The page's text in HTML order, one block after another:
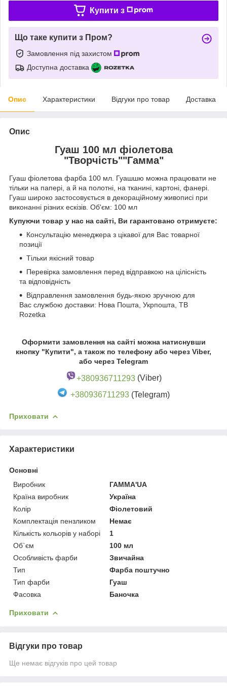
Купити з
Що таке купити з Пром?
Замовлення під захистом
Доступна доставка
Опис Характеристики Відгуки про товар Доставка
Опис
Гуаш 100 мл фіолетова
"Творчість""Гамма"
Гуаш фіолетова фарба 100 мл. Гуашшю можна працювати не
тільки на папері, а й на полотні, на тканині, картоні, фанері.
Гуаш широко застосовується в декораційному живописі при
виконанні різних ескізів. Об'єм: 100 мл
Купуючи товар у нас на сайті, Ви гарантовано отримуєте:
Консультацію менеджера з цікавої для Вас товарної
позиції
Тільки якісний товар
Перевірка замовлення перед відправкою на цілісність
та відповідність
Відправлення замовлення будь-якою зручною для
Вас службою доставки: Нова Пошта, Укрпошта, ТВ
Rozetka
Оформити замовлення на сайті можна натиснувши
кнопку "Купити", а також по телефону або через Viber,
або через Telegram
+380936711293(Viber)
+380936711293 (Telegram)
Приховати
Характеристики
Основні
Виробник
ГАММА'UA
Країна виробник
Україна
Колір
Фіолетовий
Комплектація пензликом
Немає
Кількість кольорів у наборі
1
Об`єм
100 мл
Особливість фарби
Звичайна
Тип
Фарба поштучно
Тип фарби
Гуаш
Фасовка
Баночка
Приховати
Відгуки про товар
Ще немає відгуків про цей товар